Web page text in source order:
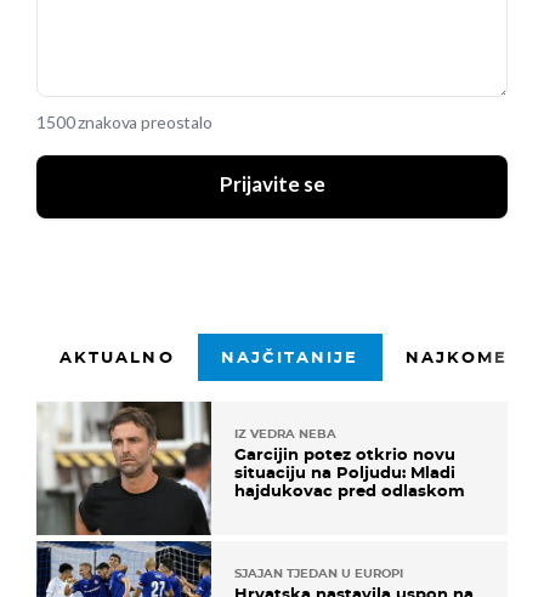
1500 znakova preostalo
Prijavite se
AKTUALNO NAJČITANIJE
IZ VEDRA NEBA
Garcijin potez otkrio novu
situaciju na Poljudu: Mladi
hajdukovac pred odlaskom
SJAJAN TJEDAN U EUROPI
Hrvatska nastavila uspon na